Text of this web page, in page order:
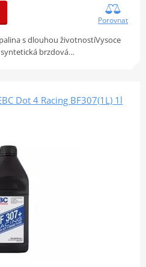
Porovnat
s dlouhou životnostíVysoce
brzdová…
Dot 4 Racing BF307(1L) 1l